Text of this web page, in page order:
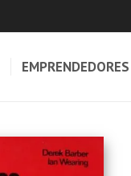
EMPRENDEDORES